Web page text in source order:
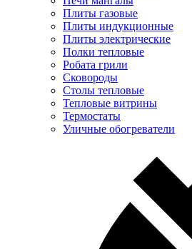
Плиты газовые
Плиты индукционные
Плиты электрические
Полки тепловые
Робата грили
Сковороды
Столы тепловые
Тепловые витрины
Термостаты
Уличные обогреватели